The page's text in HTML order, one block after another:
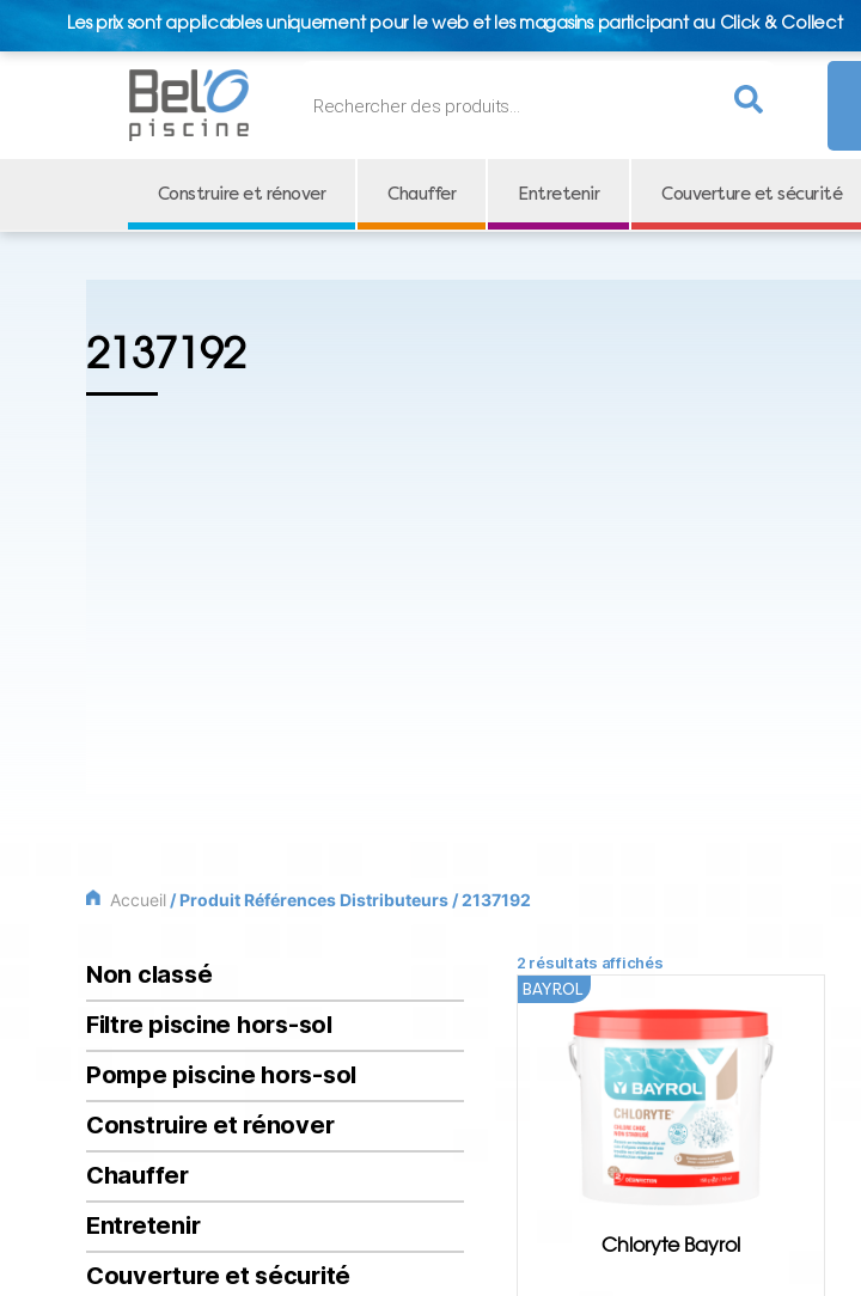
Les prix sont applicables uniquement pour le web et les magasins participant au Click & Collect
de
Construire et rénover Chauffer Entretenir Couverture et sécurité
2137192
Accueil / Produit Références Distributeurs / 2137192
2 résultats affichés
Chloryte Bayrol
BAYROL
Non classé
Filtre piscine hors-sol
Pompe piscine hors-sol
Construire et rénover
Chauffer
Entretenir
Couverture et sécurité